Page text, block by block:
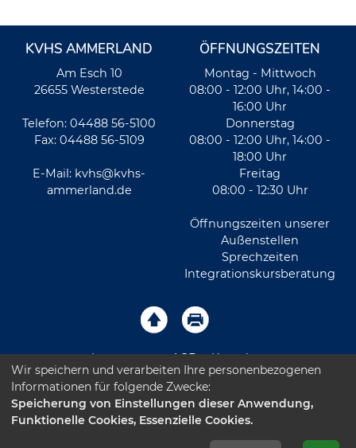
KVHS AMMERLAND
Am Esch 10
26655 Westerstede
Telefon: 04488 56-5100
Fax: 04488 56-5109
E-Mail: kvhs@kvhs-
ammerland.de
ÖFFNUNGSZEITEN
Montag - Mittwoch
08:00 - 12:00 Uhr, 14:00 -
16:00 Uhr
Donnerstag
08:00 - 12:00 Uhr, 14:00 -
18:00 Uhr
Freitag
08:00 - 12:30 Uhr
Öffnungszeiten unserer
Außenstellen
Sprechzeiten
Integrationskursberatung
Impressum AGB Kontakt
Sitemap Datenschutz Leichte Sprache
Barrierefreiheitserklärung
Wir speichern und verarbeiten Ihre personenbezogenen
Informationen für folgende Zwecke:
Speicherung von Einstellungen dieser Anwendung,
Funktionelle Cookies, Essenzielle Cookies.